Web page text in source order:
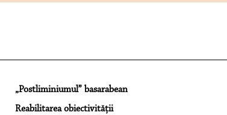
„Postliminiumul” basarabean
Reabilitarea obiectivităţii